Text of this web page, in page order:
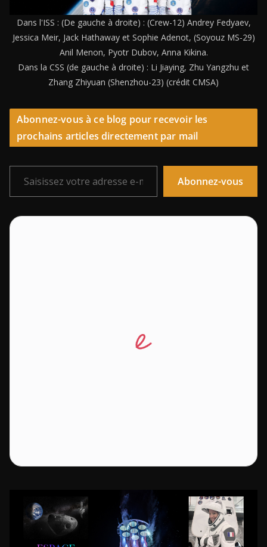
Dans l'ISS : (De gauche à droite) : (Crew-12) Andrey Fedyaev,
Jessica Meir, Jack Hathaway et Sophie Adenot, (Soyouz MS-29)
Anil Menon, Pyotr Dubov, Anna Kikina.
Dans la CSS (de gauche à droite) : Li Jiaying, Zhu Yangzhu et
Zhang Zhiyuan (Shenzhou-23) (crédit CMSA)
Abonnez-vous à ce blog pour recevoir les
prochains articles directement par mail
Saisissez votre adresse e-mail…
Abonnez-vous